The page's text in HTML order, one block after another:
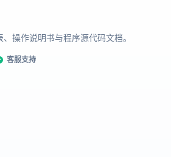
操作说明书与程序源代码文档。
客服支持